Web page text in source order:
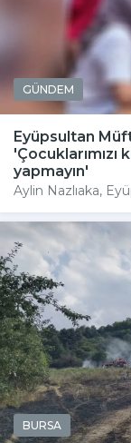
GÜNDEM
Eyüpsultan
'Çocuklarımızı
yapmayın'
Aylin Nazlıaka,
BURSA